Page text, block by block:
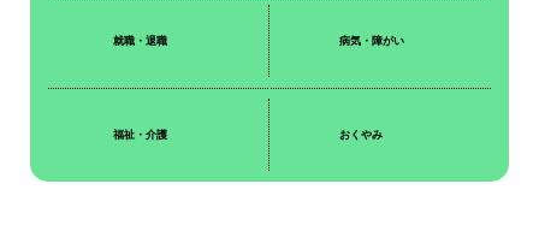
就職・退職 病気・障がい
福祉・介護 おくやみ